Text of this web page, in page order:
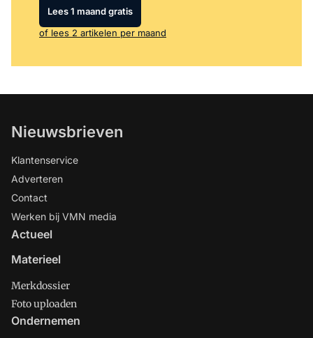
Lees 1 maand gratis
of lees 2 artikelen per maand
Nieuwsbrieven
Klantenservice
Adverteren
Contact
Werken bij VMN media
Actueel
Materieel
Merkdossier
Foto uploaden
Ondernemen